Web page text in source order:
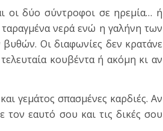
οι δύο σύντροφοι σε ηρεμία… ή
νερά ενώ η γαλήνη των
Οι διαφωνίες δεν κρατάνε
κουβέντα ή ακόμη κι αν
γεμάτος σπασμένες καρδιές. Αν
εαυτό σου και τις δικές σου